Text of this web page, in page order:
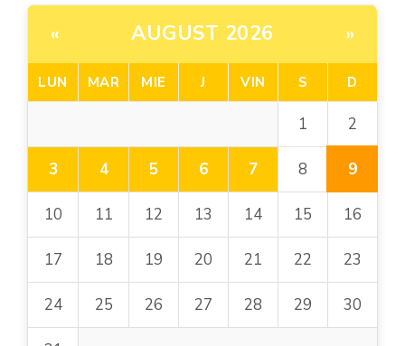
« AUGUST 2026 »
LUN MAR MIE J VIN S D
1 2
3 4 5 6 7 8 9
10 11 12 13 14 15 16
17 18 19 20 21 22 23
24 25 26 27 28 29 30